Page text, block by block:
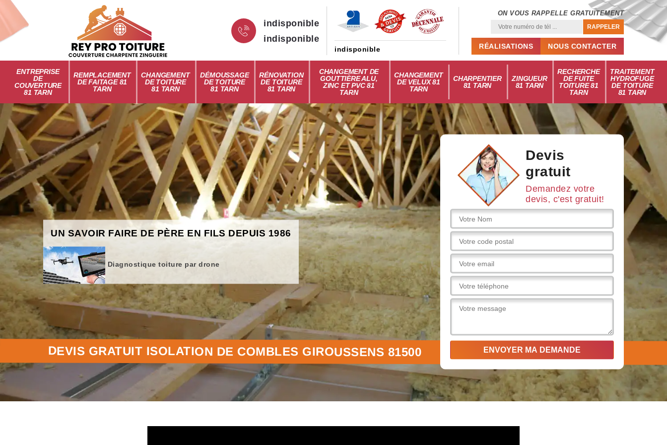
indisponible
indisponible
indisponible
ON VOUS RAPPELLE GRATUITEMENT
RÉALISATIONS NOUS CONTACTER
ENTREPRISE
DE
COUVERTURE
81 TARN
REMPLACEMENT
DE FAITAGE 81
TARN
CHANGEMENT
DE TOITURE
81 TARN
DÉMOUSSAGE
DE TOITURE
81 TARN
RÉNOVATION
DE TOITURE
81 TARN
CHANGEMENT DE
GOUTTIÈRE ALU,
ZINC ET PVC 81
TARN
CHANGEMENT
DE VELUX 81
TARN
CHARPENTIER
81 TARN
ZINGUEUR
81 TARN
RECHERCHE
DE FUITE
TOITURE 81
TARN
TRAITEMENT
HYDROFUGE
DE TOITURE
81 TARN
UN SAVOIR FAIRE DE PÈRE EN FILS DEPUIS 1986
Diagnostique toiture par drone
Devis
gratuit
Demandez votre
devis, c'est gratuit!
DEVIS GRATUIT ISOLATION DE COMBLES GIROUSSENS 81500